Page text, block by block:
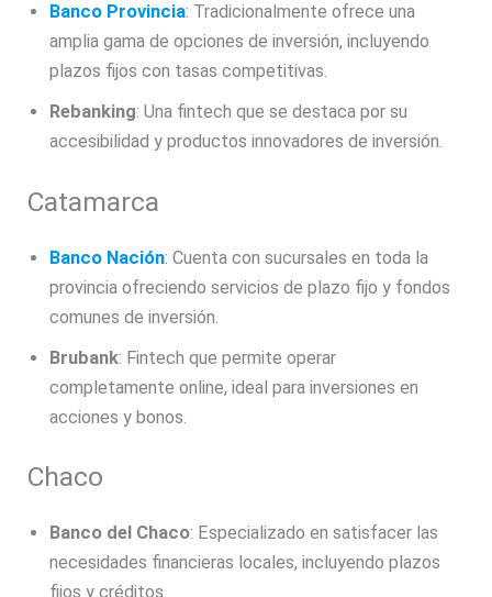
Banco Provincia: Tradicionalmente ofrece una
amplia gama de opciones de inversión, incluyendo
plazos fijos con tasas competitivas.
Rebanking: Una fintech que se destaca por su
accesibilidad y productos innovadores de inversión.
Catamarca
Banco Nación: Cuenta con sucursales en toda la
provincia ofreciendo servicios de plazo fijo y fondos
comunes de inversión.
Brubank: Fintech que permite operar
completamente online, ideal para inversiones en
acciones y bonos.
Chaco
Banco del Chaco: Especializado en satisfacer las
necesidades financieras locales, incluyendo plazos
fijos y créditos.